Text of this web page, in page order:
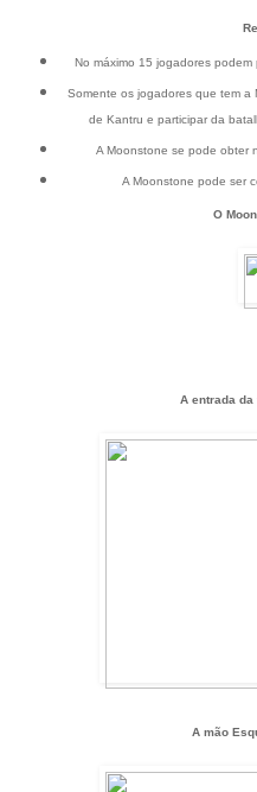
No máximo 15 jogadores
Somente os jogadores que tem a
de Kantru e participar da
A Moonstone se pode obter
A Moonstone pode ser
O
A entrada
A mão